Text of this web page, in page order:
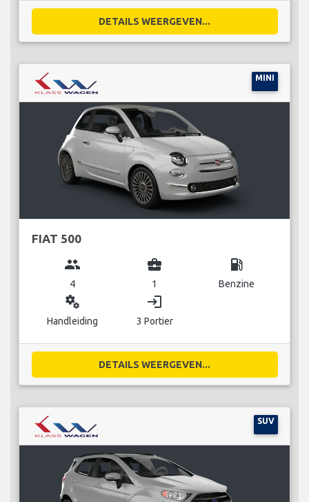
DETAILS WEERGEVEN...
MINI
FIAT 500
group
4
business_center
1
local_gas_station
Benzine
miscellaneous_services
Handleiding
login
3 Portier
DETAILS WEERGEVEN...
SUV